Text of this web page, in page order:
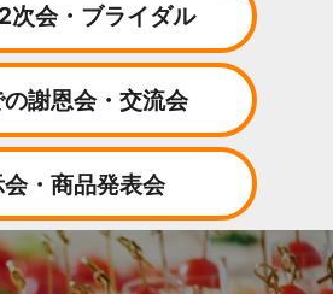
次会・ブライダル
謝恩会・交流会
会・商品発表会